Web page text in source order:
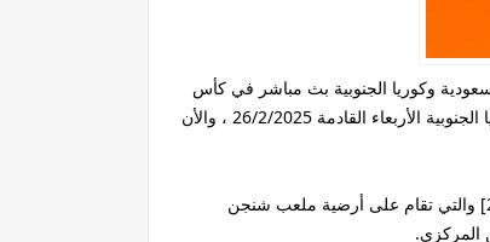
وكوريا الجنوبية بث مباشر في كأس
آسيا تحت 20 سنة اليوم الأربعاء 26 فبراير 2025 ، حيث أننا ننشر لكل عشاق السعودية في كل مكان القنوات الناقلة لـ مباراة السعودية وكوريا الجنوبية الأربعاء القادمة 26/2/2025 ، والأن
فعبر قناة بي ان سبورت beIN Sports 6 HD والتي ستنقل وتذيع أحداث ومجريات مباراة السعودية وكوريا الجنوبية اليوم القادمة [26/2/2025] والتي تقام على أرضية ملعب شنجن